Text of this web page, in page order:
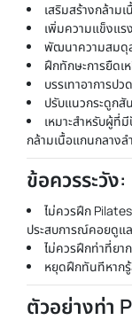
เสริมสร้างกล้าม
เพิ่มความแข็งแร
พัฒนาความสมดุ
ฝึกทักษะการยืดเ
บรรเทาอาการปว
ปรับแนวกระดูกสั
เหมาะสำหรับผู้ที่
กล้ามเนื้อแกนกลางล
ข้อควรระวัง:
ไม่ควรฝึก
ประสบการณ์คอยดูแล
ไม่ควรฝึกท่าที่ยา
หยุดฝึกทันทีหากรู้
ตัวอย่างท่า